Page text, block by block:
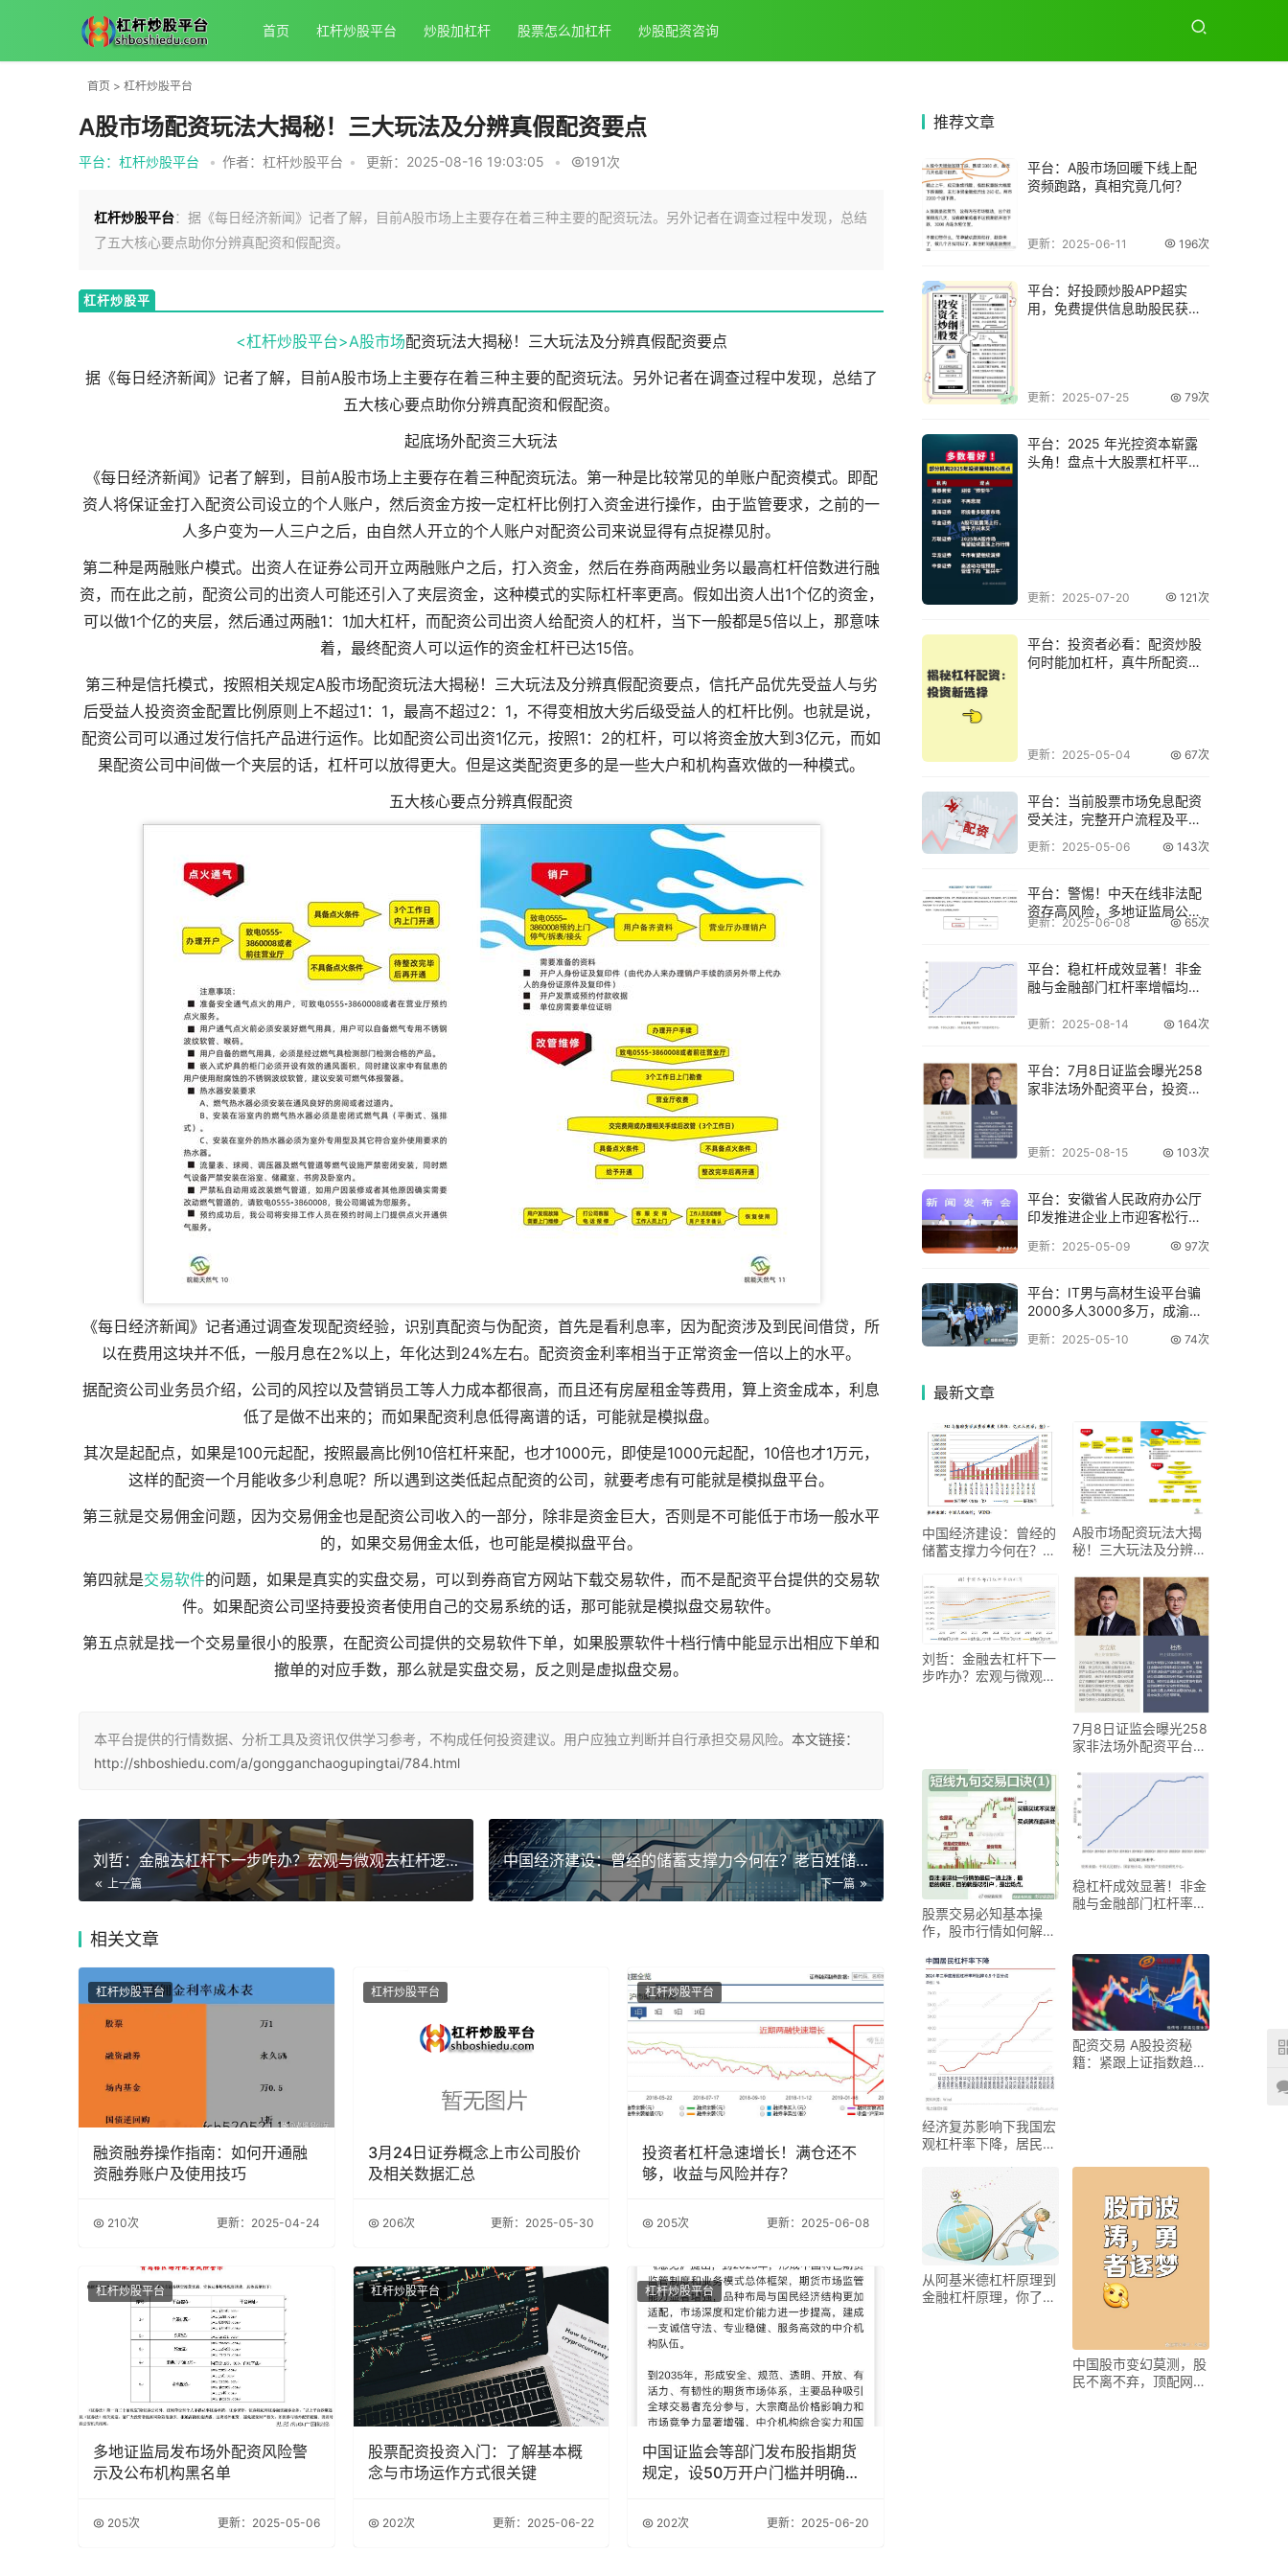
首页 杠杆炒股平台 炒股加杠杆 股票怎么加杠杆 炒股配资咨询
首页 > 杠杆炒股平台
A股市场配资玩法大揭秘！三大玩法及分辨真假配资要点
平台：杠杆炒股平台 • 作者：杠杆炒股平台 • 更新：2025-08-16 19:03:05 • 191次
杠杆炒股平台：据《每日经济新闻》记者了解，目前A股市场上主要存在着三种主要的配资玩法。另外记者在调查过程中发现，总结
了五大核心要点助你分辨真配资和假配资。
杠杆炒股平
<杠杆炒股平台>A股市场配资玩法大揭秘！三大玩法及分辨真假配资要点
据《每日经济新闻》记者了解，目前A股市场上主要存在着三种主要的配资玩法。另外记者在调查过程中发现，总结了
五大核心要点助你分辨真配资和假配资。
起底场外配资三大玩法
《每日经济新闻》记者了解到，目前A股市场上主要存在着三种配资玩法。第一种是比较常见的单账户配资模式。即配
资人将保证金打入配资公司设立的个人账户，然后资金方按一定杠杆比例打入资金进行操作，由于监管要求，之前的一
人多户变为一人三户之后，由自然人开立的个人账户对配资公司来说显得有点捉襟见肘。
第二种是两融账户模式。出资人在证券公司开立两融账户之后，打入资金，然后在券商两融业务以最高杠杆倍数进行融
资，而在此之前，配资公司的出资人可能还引入了夹层资金，这种模式的实际杠杆率更高。假如出资人出1个亿的资金，
可以做1个亿的夹层，然后通过两融1：1加大杠杆，而配资公司出资人给配资人的杠杆，当下一般都是5倍以上，那意味
着，最终配资人可以运作的资金杠杆已达15倍。
第三种是信托模式，按照相关规定A股市场配资玩法大揭秘！三大玩法及分辨真假配资要点，信托产品优先受益人与劣
后受益人投资资金配置比例原则上不超过1：1，最高不超过2：1，不得变相放大劣后级受益人的杠杆比例。也就是说，
配资公司可以通过发行信托产品进行运作。比如配资公司出资1亿元，按照1：2的杠杆，可以将资金放大到3亿元，而如
果配资公司中间做一个夹层的话，杠杆可以放得更大。但是这类配资更多的是一些大户和机构喜欢做的一种模式。
五大核心要点分辨真假配资
《每日经济新闻》记者通过调查发现配资经验，识别真配资与伪配资，首先是看利息率，因为配资涉及到民间借贷，所
以在费用这块并不低，一般月息在2%以上，年化达到24%左右。配资资金利率相当于正常资金一倍以上的水平。
据配资公司业务员介绍，公司的风控以及营销员工等人力成本都很高，而且还有房屋租金等费用，算上资金成本，利息
低了是做不出来的；而如果配资利息低得离谱的话，可能就是模拟盘。
其次是起配点，如果是100元起配，按照最高比例10倍杠杆来配，也才1000元，即使是1000元起配，10倍也才1万元，
这样的配资一个月能收多少利息呢？所以遇到这类低起点配资的公司，就要考虑有可能就是模拟盘平台。
第三就是交易佣金问题，因为交易佣金也是配资公司收入的一部分，除非是资金巨大，否则是不可能低于市场一般水平
的，如果交易佣金太低，也可能是模拟盘平台。
第四就是交易软件的问题，如果是真实的实盘交易，可以到券商官方网站下载交易软件，而不是配资平台提供的交易软
件。如果配资公司坚持要投资者使用自己的交易系统的话，那可能就是模拟盘交易软件。
第五点就是找一个交易量很小的股票，在配资公司提供的交易软件下单，如果股票软件十档行情中能显示出相应下单和
撤单的对应手数，那么就是实盘交易，反之则是虚拟盘交易。
本平台提供的行情数据、分析工具及资讯仅供学习参考，不构成任何投资建议。用户应独立判断并自行承担交易风险。 本文链接：
http://shboshiedu.com/a/gongganchaogupingtai/784.html
刘哲：金融去杠杆下一步咋办？宏观与微观去杠杆逻辑不同
上一篇
中国经济建设：曾经的储蓄支撑力今何在？老百姓储蓄角色有何变？
下一篇
相关文章
杠杆炒股平台
融资融券操作指南：如何开通融
资融券账户及使用技巧
210次 更新：2025-04-24
杠杆炒股平台
3月24日证券概念上市公司股价
及相关数据汇总
206次 更新：2025-05-30
杠杆炒股平台
投资者杠杆急速增长！满仓还不
够，收益与风险并存？
205次 更新：2025-06-08
杠杆炒股平台
多地证监局发布场外配资风险警
示及公布机构黑名单
205次 更新：2025-05-06
杠杆炒股平台
股票配资投资入门：了解基本概
念与市场运作方式很关键
202次 更新：2025-06-22
杠杆炒股平台
中国证监会等部门发布股指期货
规定，设50万开户门槛并明确信
202次 更新：2025-06-20
推荐文章
平台：A股市场回暖下线上配
资频跑路，真相究竟几何？
更新：2025-06-11 196次
平台：好投顾炒股APP超实
用，免费提供信息助股民获
更新：2025-07-25 79次
平台：2025 年光控资本崭露
头角！盘点十大股票杠杆平
更新：2025-07-20 121次
平台：投资者必看：配资炒股
何时能加杠杆，真牛所配资平
更新：2025-05-04 67次
平台：当前股票市场免息配资
受关注，完整开户流程及平台
解析
更新：2025-05-06 143次
平台：警惕！中天在线非法配
资存高风险，多地证监局公示
黑名单
更新：2025-06-08 65次
平台：稳杠杆成效显著！非金
融与金融部门杠杆率增幅均收
更新：2025-08-14 164次
平台：7月8日证监会曝光258
家非法场外配资平台，投资者
更新：2025-08-15 103次
平台：安徽省人民政府办公厅
印发推进企业上市迎客松行动
更新：2025-05-09 97次
平台：IT男与高材生设平台骗
2000多人3000多万，成渝警
更新：2025-05-10 74次
最新文章
中国经济建设：曾经的
储蓄支撑力今何在？老
A股市场配资玩法大揭
秘！三大玩法及分辨真
刘哲：金融去杠杆下一
步咋办？宏观与微观去
7月8日证监会曝光258
家非法场外配资平台，
股票交易必知基本操
作，股市行情如何解读
稳杠杆成效显著！非金
融与金融部门杠杆率增
经济复苏影响下我国宏
观杠杆率下降，居民杠
配资交易 A股投资秘
籍：紧跟上证指数趋
从阿基米德杠杆原理到
金融杠杆原理，你了解
中国股市变幻莫测，股
民不离不弃，顶配网助